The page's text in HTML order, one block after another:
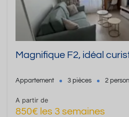
Magnifique F2, idéal
Appartement 3 pièces 2
A partir de
850€ les 3 semaines